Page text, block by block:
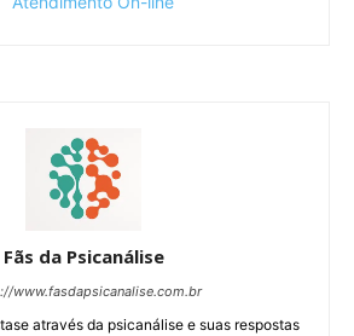
Fãs da Psicanálise
www.fasdapsicanalise.com.br
através da psicanálise e suas respostas